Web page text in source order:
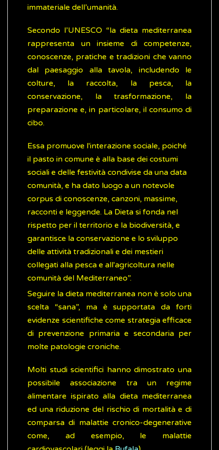
immateriale dell’umanità.
Secondo l’UNESCO “la dieta mediterranea
rappresenta un insieme di competenze,
conoscenze, pratiche e tradizioni che vanno
dal paesaggio alla tavola, includendo le
colture, la raccolta, la pesca, la
conservazione, la trasformazione, la
preparazione e, in particolare, il consumo di
cibo.
Essa promuove l'interazione sociale, poiché
il pasto in comune è alla base dei costumi
sociali e delle festività condivise da una data
comunità, e ha dato luogo a un notevole
corpus di conoscenze, canzoni, massime,
racconti e leggende. La Dieta si fonda nel
rispetto per il territorio e la biodiversità, e
garantisce la conservazione e lo sviluppo
delle attività tradizionali e dei mestieri
collegati alla pesca e all'agricoltura nelle
comunità del Mediterraneo”.
Seguire la dieta mediterranea non è solo una
scelta “sana”, ma è supportata da forti
evidenze scientifiche come strategia efficace
di prevenzione primaria e secondaria per
molte patologie croniche.
Molti studi scientifici hanno dimostrato una
possibile associazione tra un regime
alimentare ispirato alla dieta mediterranea
ed una riduzione del rischio di mortalità e di
comparsa di malattie cronico-degenerative
come, ad esempio, le malattie